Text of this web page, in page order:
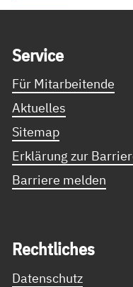
Ser­vice
Für Mitarbeitende
Aktuelles
Sitemap
Erklärung zur
Barriere melden
Recht­li­ches
Datenschutz